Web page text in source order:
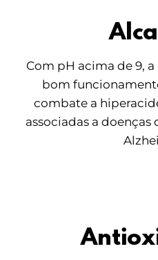
Com pH acima de 9,
bom
combate a
associadas a